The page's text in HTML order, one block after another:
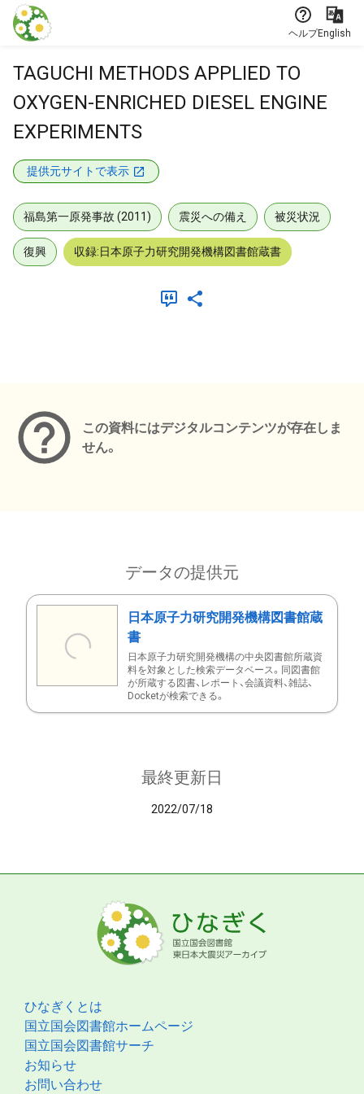
本文に飛ぶ
ヘルプEnglish
TAGUCHI METHODS APPLIED TO
OXYGEN-ENRICHED DIESEL ENGINE
EXPERIMENTS
提供元サイトで表示
福島第一原発事故 (2011) 震災への備え 被災状況
復興 収録:日本原子力研究開発機構図書館蔵書
この資料にはデジタルコンテンツが存在しま
せん。
データの提供元
日本原子力研究開発機構図書館蔵
書
日本原子力研究開発機構の中央図書館所蔵資
料を対象とした検索データベース。同図書館
が所蔵する図書、レポート、会議資料、雑誌、
Docketが検索できる。
最終更新日
2022/07/18
ひなぎくとは
国立国会図書館ホームページ
国立国会図書館サーチ
お知らせ
お問い合わせ